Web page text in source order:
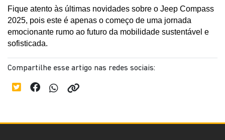
Fique atento às últimas novidades sobre o Jeep Compass
2025, pois este é apenas o começo de uma jornada
emocionante rumo ao futuro da mobilidade sustentável e
sofisticada.
Compartilhe esse artigo nas redes sociais: